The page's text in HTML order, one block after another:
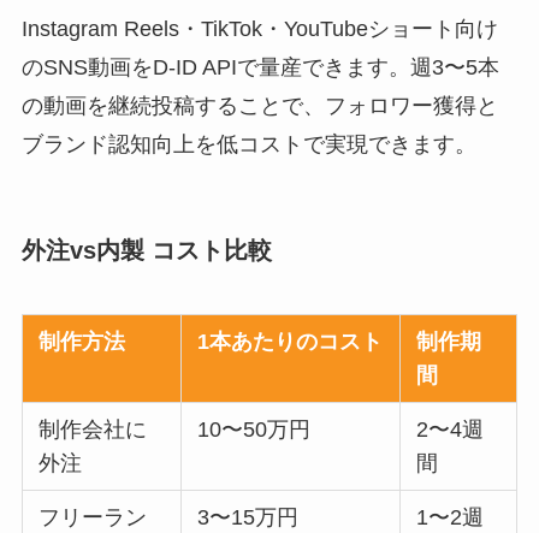
Instagram Reels・TikTok・YouTubeショート向け
のSNS動画をD-ID APIで量産できます。週3〜5本
の動画を継続投稿することで、フォロワー獲得と
ブランド認知向上を低コストで実現できます。
外注vs内製 コスト比較
制作方法 1本あたりのコスト
制作期
間
制作会社に
外注
10〜50万円
2〜4週
間
フリーラン
3〜15万円
1〜2週